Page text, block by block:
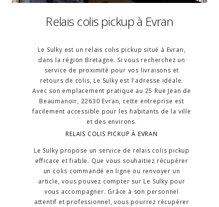
Relais colis pickup à Evran
Le Sulky est un relais colis pickup situé à Evran,
dans la région Bretagne. Si vous recherchez un
service de proximité pour vos livraisons et
retours de colis, Le Sulky est l'adresse idéale.
Avec son emplacement pratique au 25 Rue Jean de
Beaumanoir, 22630 Evran, cette entreprise est
facilement accessible pour les habitants de la ville
et des environs.
RELAIS COLIS PICKUP À EVRAN
Le Sulky propose un service de relais colis pickup
efficace et fiable. Que vous souhaitiez récupérer
un colis commandé en ligne ou renvoyer un
article, vous pouvez compter sur Le Sulky pour
vous accompagner. Grâce à son personnel
attentif et professionnel, vous pourrez récupérer